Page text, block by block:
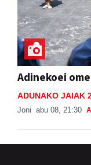
Adinekoei
ADUNAKO JAIAK
Joni abu 08, 21:30